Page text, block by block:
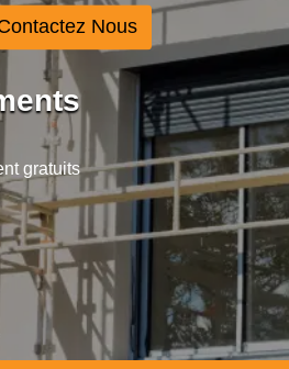
Nous
gratuits